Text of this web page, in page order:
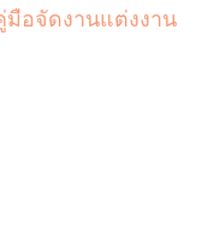
มือจัดงานแต่งงาน